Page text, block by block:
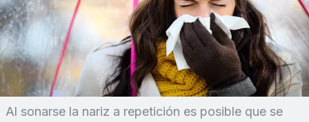
Al sonarse la nariz a repetición es posible que se